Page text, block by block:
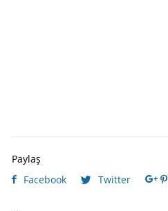
Paylaş
Facebook
Twitter